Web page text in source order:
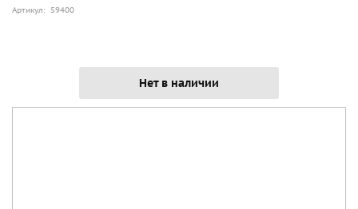
Артикул: 59400
Нет в наличии